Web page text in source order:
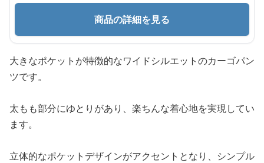
商品の詳細を見る
大きなポケットが特徴的なワイドシルエットのカーゴパン
ツです。
太もも部分にゆとりがあり、楽ちんな着心地を実現してい
ます。
立体的なポケットデザインがアクセントとなり、シンプル